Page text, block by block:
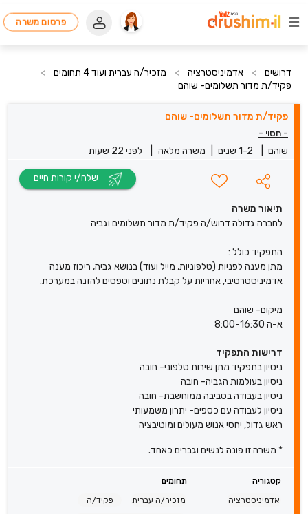
פרסום משרה
דרושים > אדמיניסטרציה > מזכיר/ה עברית ועוד 4 תחומים
>
פקיד/ת מדור תשלומים- שוהם
פקיד/ת מדור תשלומים- שוהם
- חסוי -
שוהם 1-2 שנים משרה מלאה לפני 22 שעות
תיאור משרה
לחברה גדולה דרוש/ה פקיד/ת מדור תשלומים וגביה
התפקיד כולל :
מתן מענה לפניות (טלפוניות, מייל ועוד) בנושא גביה, ריכוז מענה
אדמיניסטרטיבי, אחריות על קבלת נתונים וטפסים להזנה במערכת.
מיקום- שוהם
א-ה 8:00-16:30
דרישות התפקיד
ניסיון בתפקיד מתן שירות טלפוני- חובה
ניסיון בעולמות הגביה- חובה
ניסיון בעבודה בסביבה ממוחשבת- חובה
ניסיון לעבודה עם כספים- יתרון משמעותי
ראש גדול, יחסי אנוש מעולים ומוטיבציה
* משרה זו פונה לנשים וגברים כאחד.
קטגוריה
תחומים
אדמיניסטרציה
מזכיר/ה עברית פקיד/ה